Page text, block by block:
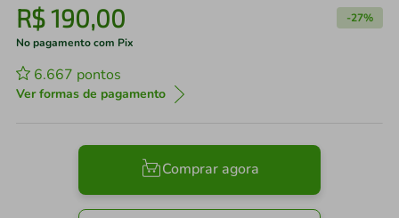
R$190,00 -27%
No pagamento com Pix
6.667 pontos
Ver formas de pagamento
Comprar agora